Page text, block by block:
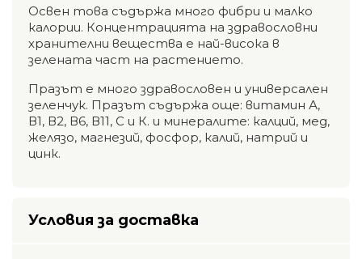
Освен това съдържа много фибри и малко
калории. Концентрацията на здравословни
хранителни вещества е най-висока в
зелената част на растението.
Празът е много здравословен и универсален
зеленчук. Празът съдържа още: витамин А,
В1, В2, В6, В11, С и К. и минералите: калций, мед,
желязо, магнезий, фосфор, калий, натрий и
цинк.
Условия за доставка